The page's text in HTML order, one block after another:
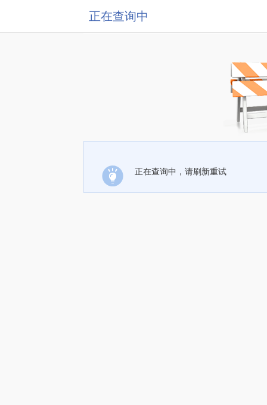
正在查询中
正在查询中，请刷新重试